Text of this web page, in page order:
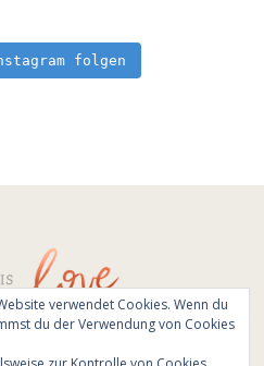
folgen
- Cooking is love 2017.
verwendet Cookies. Wenn du
du der Verwendung von Cookies